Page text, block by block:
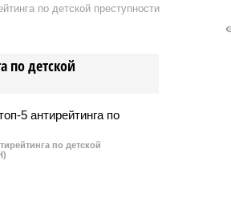
обогревается ворованным газом.
признать глава республики
Цумадинском районе
по детской преступности
по детской
по детской